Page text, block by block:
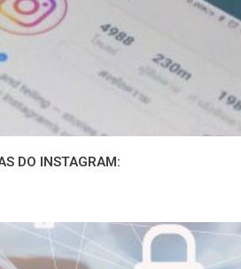
DO INSTAGRAM: